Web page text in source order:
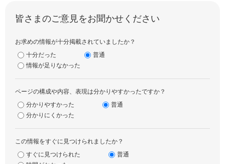
皆さまのご意見をお聞かせください
お求めの情報が十分掲載されていましたか？
十分だった
普通
情報が足りなかった
ページの構成や内容、表現は分かりやすかったですか？
分かりやすかった
普通
分かりにくかった
この情報をすぐに見つけられましたか？
すぐに見つけられた
普通